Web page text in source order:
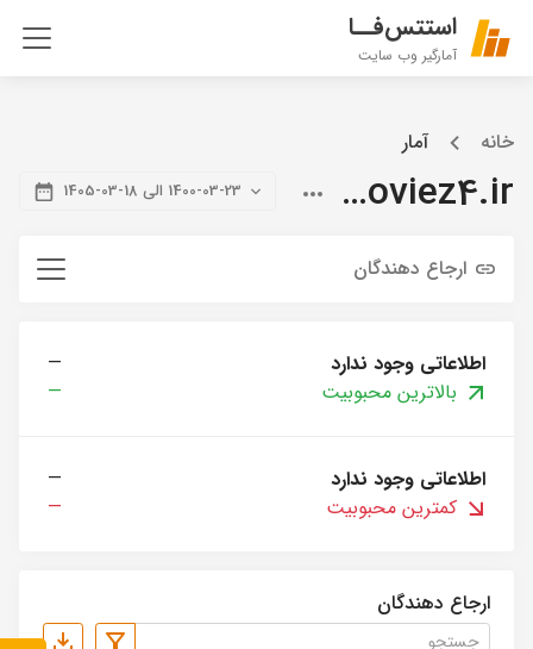
استتس‌فــا
آمارگیر وب سایت
خانه آمار
citymoviez4.ir 1400-03-23 الی 18-03-1405
ارجاع دهندگان
اطلاعاتی وجود ندارد
—
بالاترین محبوبیت
—
اطلاعاتی وجود ندارد
—
کمترین محبوبیت
—
ارجاع دهندگان